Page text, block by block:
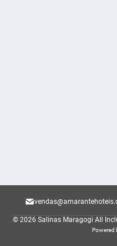
© 2026 Salinas Maragogi All
Powered